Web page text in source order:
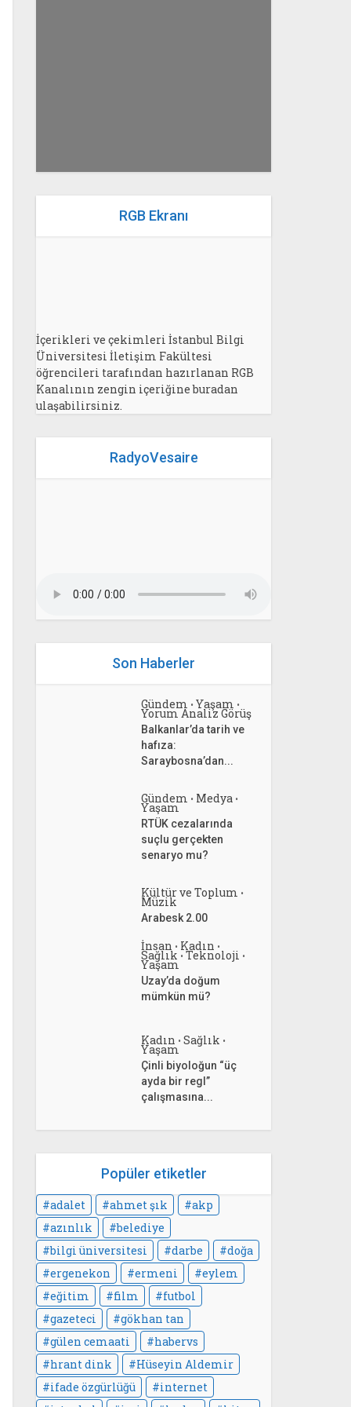
RGB Ekranı
İçerikleri ve çekimleri İstanbul Bilgi
Üniversitesi İletişim Fakültesi
öğrencileri tarafından hazırlanan RGB
Kanalının zengin içeriğine buradan
ulaşabilirsiniz.
RadyoVesaire
Son Haberler
Gündem • Yaşam •
Yorum Analiz Görüş
Balkanlar’da tarih ve
hafıza:
Saraybosna’dan...
Gündem • Medya •
Yaşam
RTÜK cezalarında
suçlu gerçekten
senaryo mu?
Kültür ve Toplum •
Müzik
Arabesk 2.00
İnsan • Kadın •
Sağlık • Teknoloji •
Yaşam
Uzay’da doğum
mümkün mü?
Kadın • Sağlık •
Yaşam
Çinli biyoloğun “üç
ayda bir regl”
çalışmasına...
Popüler etiketler
adalet ahmet şık
akp
azınlık
belediye
bilgi üniversitesi
darbe
doğa
ergenekon
ermeni
eylem
eğitim
film
futbol
gazeteci
gökhan tan
gülen cemaati
habervs
hrant dink
Hüseyin Aldemir
ifade özgürlüğü
internet